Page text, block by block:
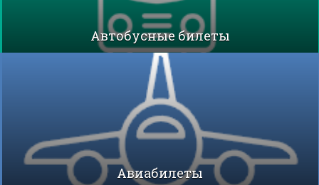
Автобусные билеты
Авиабилеты